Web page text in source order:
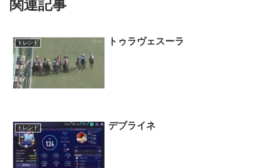
関連記事
トレンド トゥラヴェスーラ
トレンド デブライネ